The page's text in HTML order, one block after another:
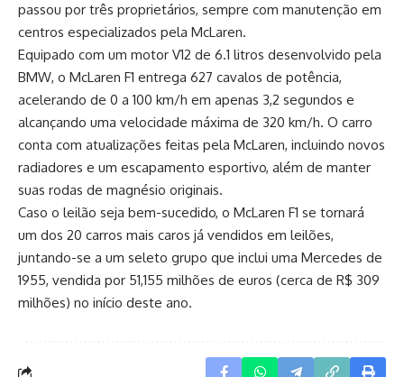
passou por três proprietários, sempre com manutenção em
centros especializados pela McLaren.
Equipado com um motor V12 de 6.1 litros desenvolvido pela
BMW, o McLaren F1 entrega 627 cavalos de potência,
acelerando de 0 a 100 km/h em apenas 3,2 segundos e
alcançando uma velocidade máxima de 320 km/h. O carro
conta com atualizações feitas pela McLaren, incluindo novos
radiadores e um escapamento esportivo, além de manter
suas rodas de magnésio originais.
Caso o leilão seja bem-sucedido, o McLaren F1 se tornará
um dos 20 carros mais caros já vendidos em leilões,
juntando-se a um seleto grupo que inclui uma Mercedes de
1955, vendida por 51,155 milhões de euros (cerca de R$ 309
milhões) no início deste ano.